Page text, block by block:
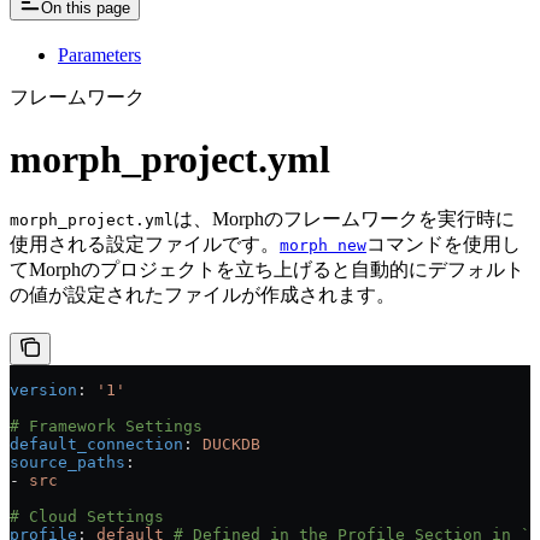
On this page
Parameters
フレームワーク
morph_project.yml
morph_project.ymlは、Morphのフレームワークを実行時に
使用される設定ファイルです。 morph newコマンドを使用し
てMorphのプロジェクトを立ち上げると自動的にデフォルト
の値が設定されたファイルが作成されます。
version :
'1'
# Framework Settings
default_connection : DUCKDB
source_paths :
- src
# Cloud Settings
profile : default # Defined in the Profile Section in